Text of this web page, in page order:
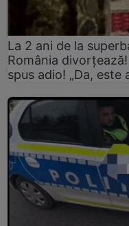
La 2 ani de la
România
spus adio! „Da, este